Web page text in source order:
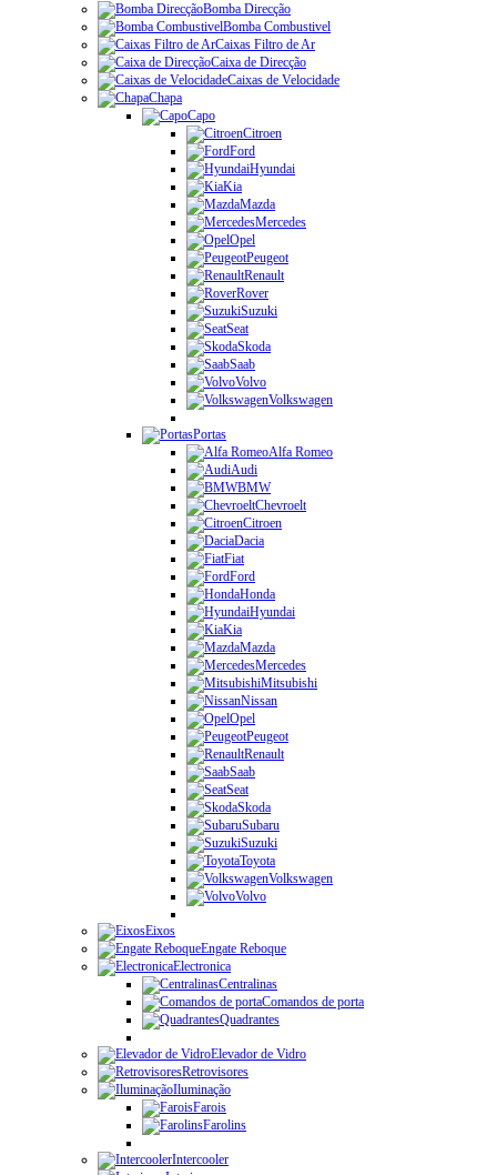
Bomba Direcção
Bomba Combustivel
Caixas Filtro de Ar
Caixa de Direcção
Caixas de Velocidade
Chapa
Capo
Citroen
Ford
Hyundai
Kia
Mazda
Mercedes
Opel
Peugeot
Renault
Rover
Suzuki
Seat
Skoda
Saab
Volvo
Volkswagen
Portas
Alfa Romeo
Audi
BMW
Chevroelt
Citroen
Dacia
Fiat
Ford
Honda
Hyundai
Kia
Mazda
Mercedes
Mitsubishi
Nissan
Opel
Peugeot
Renault
Saab
Seat
Skoda
Subaru
Suzuki
Toyota
Volkswagen
Volvo
Eixos
Engate Reboque
Electronica
Centralinas
Comandos de porta
Quadrantes
Elevador de Vidro
Retrovisores
Iluminação
Farois
Farolins
Intercooler